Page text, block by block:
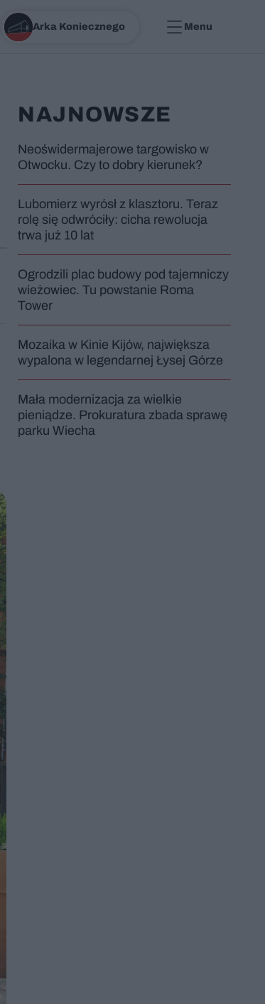
Arka Koniecznego Menu
NAJNOWSZE
Neoświdermajerowe targowisko w
Otwocku. Czy to dobry kierunek?
Lubomierz wyrósł z klasztoru. Teraz
rolę się odwróciły: cicha rewolucja
trwa już 10 lat
Ogrodzili plac budowy pod tajemniczy
wieżowiec. Tu powstanie Roma
Tower
Mozaika w Kinie Kijów, największa
wypalona w legendarnej Łysej Górze
Mała modernizacja za wielkie
pieniądze. Prokuratura zbada sprawę
parku Wiecha